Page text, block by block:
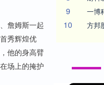
詹姆斯一起
秀辉煌优
他的身高臂
场上的掩护
9 一博
10 方邦